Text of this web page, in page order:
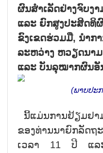
ຜົນສຳເລັດຢ່າງຈົບງ
ແລະ ຍົກສູງປະສິດທິ
ຂົງເຂດຮ່ວມມື, ນຳກ
ລະຫວ່າງ ຫວຽດນາ
ແລະ ບັນລຸໝາກຜົນອັ
(ພາບປະກ
ນີ້ແມ່ນການຢ້ຽມຢ
ຂອງທ່ານນາຍົກລັດ
ເວລາ 11 ປີ ແລ